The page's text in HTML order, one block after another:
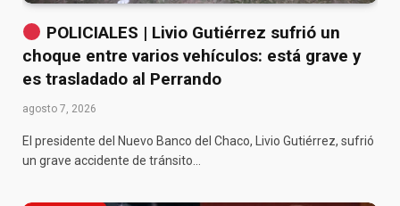
POLICIALES | Livio Gutiérrez sufrió un
choque entre varios vehículos: está grave y
es trasladado al Perrando
agosto 7, 2026
El presidente del Nuevo Banco del Chaco, Livio Gutiérrez, sufrió
un grave accidente de tránsito…